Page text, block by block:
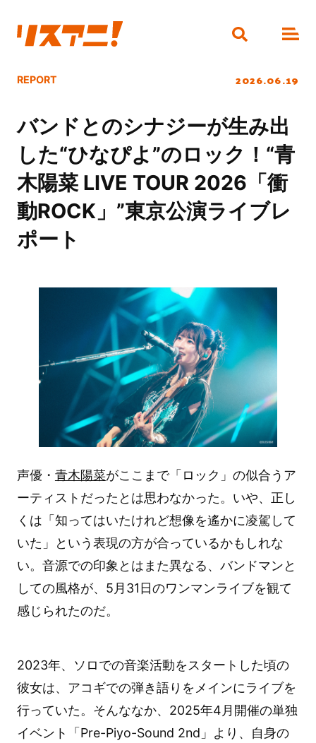
REPORT 2026.06.19
バンドとのシナジーが生み出
した“ひなぴよ”のロック！“青
木陽菜 LIVE TOUR 2026「衝
動ROCK」”東京公演ライブレ
ポート
声優・ 青木陽菜がここまで「ロック」の似合うア
ーティストだったとは思わなかった。いや、正し
くは「知ってはいたけれど想像を遙かに凌駕して
いた」という表現の方が合っているかもしれな
い。音源での印象とはまた異なる、バンドマンと
しての風格が、5月31日のワンマンライブを観て
感じられたのだ。
2023年、ソロでの音楽活動をスタートした頃の
彼女は、アコギでの弾き語りをメインにライブを
行っていた。そんななか、2025年4月開催の単独
イベント「Pre-Piyo-Sound 2nd」より、自身の